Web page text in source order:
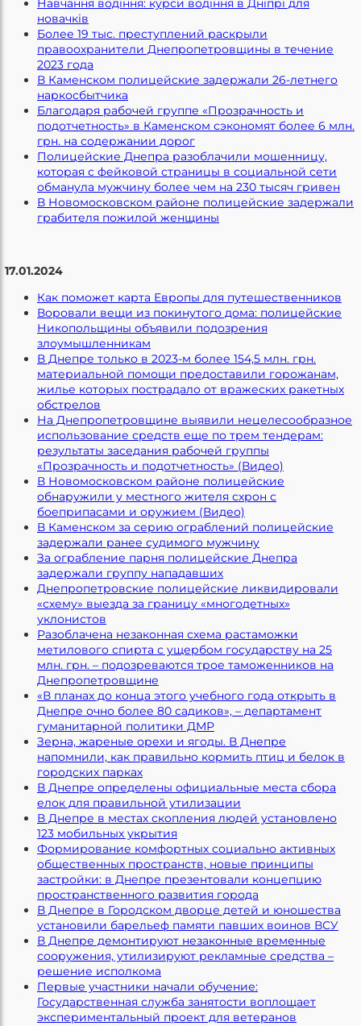
Навчання водіння: курси водіння в Дніпрі для
новачків
Более 19 тыс. преступлений раскрыли
правоохранители Днепропетровщины в течение
2023 года
В Каменском полицейские задержали 26-летнего
наркосбытчика
Благодаря рабочей группе «Прозрачность и
подотчетность» в Каменском сэкономят более 6 млн.
грн. на содержании дорог
Полицейские Днепра разоблачили мошенницу,
которая с фейковой страницы в социальной сети
обманула мужчину более чем на 230 тысяч гривен
В Новомосковском районе полицейские задержали
грабителя пожилой женщины
17.01.2024
Как поможет карта Европы для путешественников
Воровали вещи из покинутого дома: полицейские
Никопольщины объявили подозрения
злоумышленникам
В Днепре только в 2023-м более 154,5 млн. грн.
материальной помощи предоставили горожанам,
жилье которых пострадало от вражеских ракетных
обстрелов
На Днепропетровщине выявили нецелесообразное
использование средств еще по трем тендерам:
результаты заседания рабочей группы
«Прозрачность и подотчетность» (Видео)
В Новомосковском районе полицейские
обнаружили у местного жителя схрон с
боеприпасами и оружием (Видео)
В Каменском за серию ограблений полицейские
задержали ранее судимого мужчину
За ограбление парня полицейские Днепра
задержали группу нападавших
Днепропетровские полицейские ликвидировали
«схему» выезда за границу «многодетных»
уклонистов
Разоблачена незаконная схема растаможки
метилового спирта с ущербом государству на 25
млн. грн. – подозреваются трое таможенников на
Днепропетровщине
«В планах до конца этого учебного года открыть в
Днепре очно более 80 садиков», – департамент
гуманитарной политики ДМР
Зерна, жареные орехи и ягоды. В Днепре
напомнили, как правильно кормить птиц и белок в
городских парках
В Днепре определены официальные места сбора
елок для правильной утилизации
В Днепре в местах скопления людей установлено
123 мобильных укрытия
Формирование комфортных социально активных
общественных пространств, новые принципы
застройки: в Днепре презентовали концепцию
пространственного развития города
В Днепре в Городском дворце детей и юношества
установили барельеф памяти павших воинов ВСУ
В Днепре демонтируют незаконные временные
сооружения, утилизируют рекламные средства –
решение исполкома
Первые участники начали обучение:
Государственная служба занятости воплощает
экспериментальный проект для ветеранов